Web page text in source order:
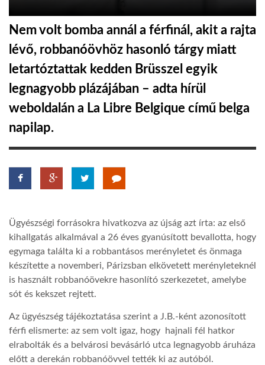
HÍR3D
GLOBOTV
AFRIKA TUDÁSTÁR
A NAP SZÉPE
GLOBOZSARU
Nem volt bomba annál a férfinál, akit a rajta
lévő, robbanóövhöz hasonló tárgy miatt
letartóztattak kedden Brüsszel egyik
legnagyobb plázájában – adta hírül
weboldalán a La Libre Belgique című belga
napilap.
Ügyészségi forrásokra hivatkozva az újság azt írta: az első
kihallgatás alkalmával a 26 éves gyanúsított bevallotta, hogy
egymaga találta ki a robbantásos merényletet és önmaga
készítette a novemberi, Párizsban elkövetett merényleteknél
is használt robbanóövekre hasonlító szerkezetet, amelybe
sót és kekszet rejtett.
Az ügyészség tájékoztatása szerint a J.B.-ként azonosított
férfi elismerte: az sem volt igaz, hogy hajnali fél hatkor
elrabolták és a belvárosi bevásárló utca legnagyobb áruháza
előtt a derekán robbanóövvel tették ki az autóból.